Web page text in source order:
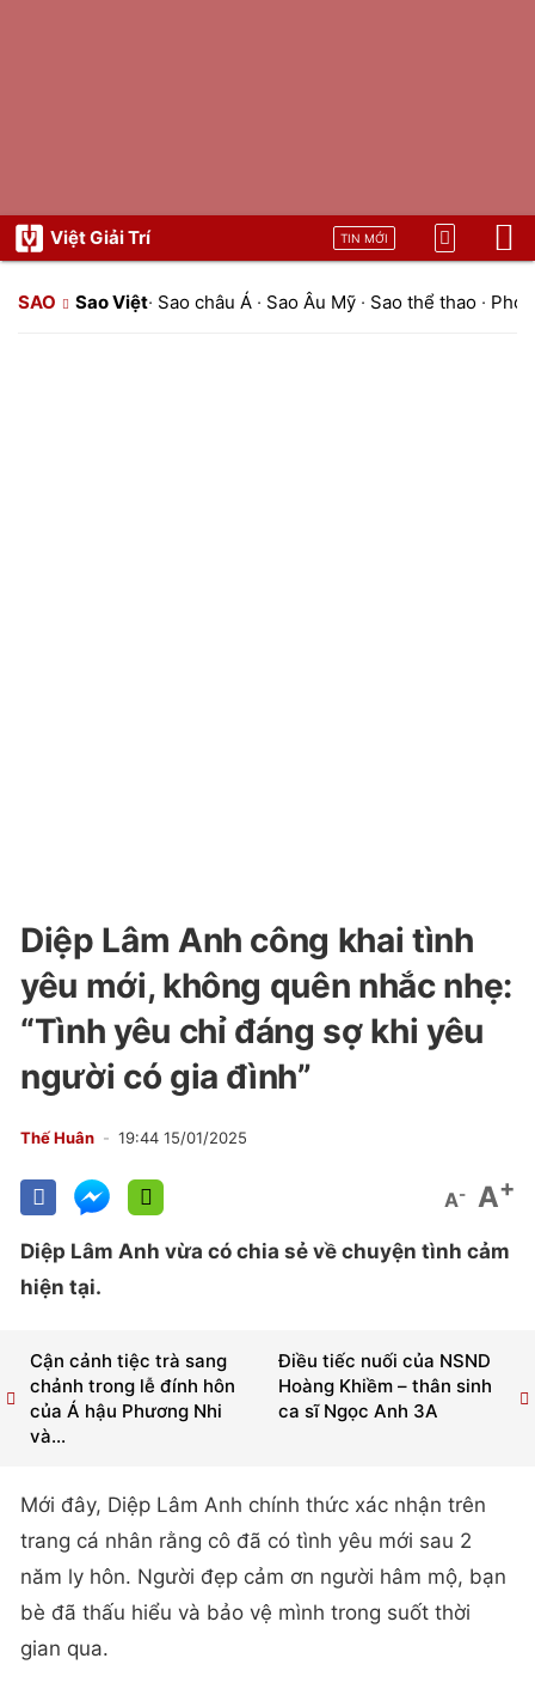
Việt Giải Trí TIN MỚI
SAO Sao Việt· Sao châu Á · Sao Âu Mỹ · Sao thể thao ·
Diệp Lâm Anh công khai tình
yêu mới, không quên nhắc nhẹ:
“Tình yêu chỉ đáng sợ khi yêu
người có gia đình”
Thế Huân 19:44 15/01/2025
A- A+
Diệp Lâm Anh vừa có chia sẻ về chuyện tình cảm
hiện tại.
Điều tiếc nuối của NSND
Hoàng Khiềm – thân sinh
ca sĩ Ngọc Anh 3A
Cận cảnh tiệc trà sang
chảnh trong lễ đính hôn
của Á hậu Phương Nhi
và...
Mới đây, Diệp Lâm Anh chính thức xác nhận trên
trang cá nhân rằng cô đã có tình yêu mới sau 2
năm ly hôn. Người đẹp cảm ơn người hâm mộ, bạn
bè đã thấu hiểu và bảo vệ mình trong suốt thời
gian qua.